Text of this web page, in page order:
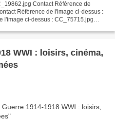
Contact Référence de
Référence de l'image ci-dessus :
l'image ci-dessus : CC_75715.jpg
WWI : loisirs, cinéma,